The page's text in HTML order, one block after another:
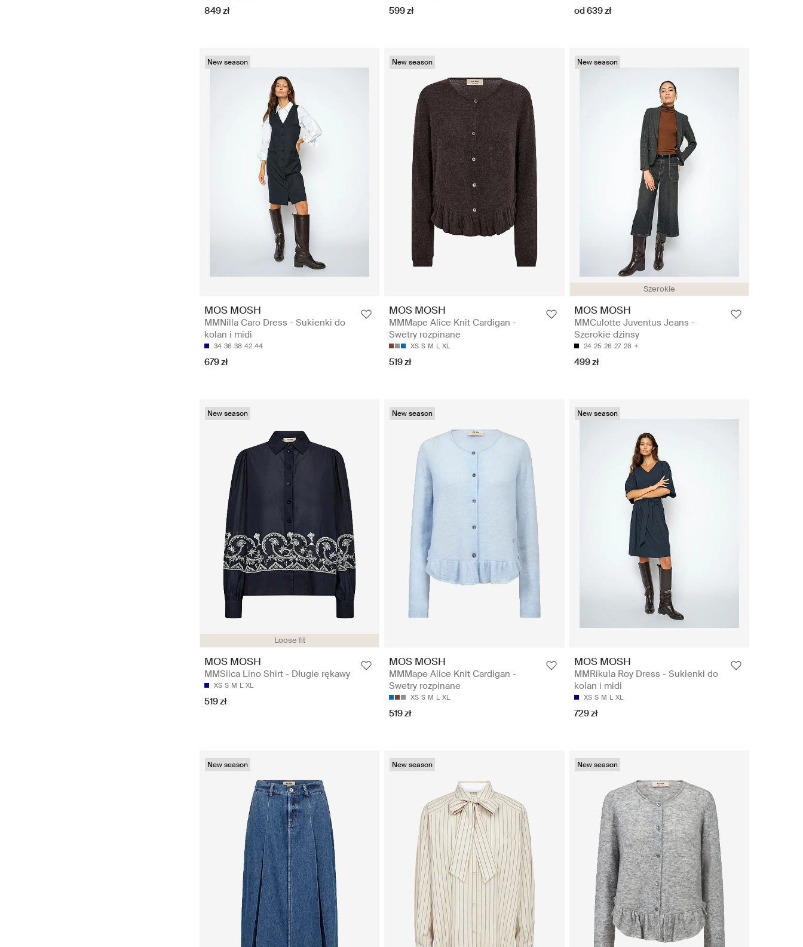
849 zł 599 zł od 639 zł
New season
MOS MOSH
MMNilla Caro Dress - Sukienki do
kolan i midi
34 36 38 42 44
679 zł
New season
MOS MOSH
MMMape Alice Knit Cardigan -
Swetry rozpinane
XS S M L XL
519 zł
Szerokie
New season
MOS MOSH
MMCulotte Juventus Jeans -
Szerokie dżinsy
24 25 26 27 28
499 zł
Loose fit
New season
MOS MOSH
MMSilca Lino Shirt - Długie rękawy
XS S M L XL
519 zł
New season
MOS MOSH
MMMape Alice Knit Cardigan -
Swetry rozpinane
XS S M L XL
519 zł
New season
MOS MOSH
MMRikula Roy Dress - Sukienki do
kolan i midi
XS S M L XL
729 zł
New season New season New season